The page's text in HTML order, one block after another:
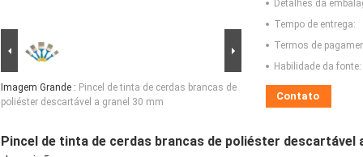
Imagem Grande : Pincel de tinta de cerdas brancas de
poliéster descartável a granel 30 mm
Detalhes da
Tempo de entrega:
Termos de
Habilidade da fonte:
Contato
Pincel de tinta de cerdas brancas de poliéster descartável